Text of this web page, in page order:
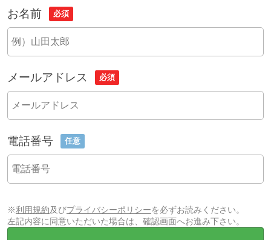
お名前 必須
メールアドレス 必須
電話番号 任意
※利用規約及びプライバシーポリシーを必ずお読みください。
左記内容に同意いただいた場合は、確認画面へお進み下さい。